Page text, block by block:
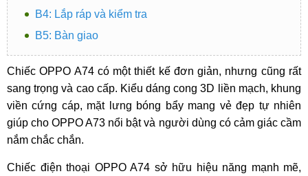
B4: Lắp ráp và kiểm tra
B5: Bàn giao
Chiếc OPPO A74 có một thiết kế đơn giản, nhưng cũng rất
sang trọng và cao cấp. Kiểu dáng cong 3D liền mạch, khung
viền cứng cáp, mặt lưng bóng bẩy mang vẻ đẹp tự nhiên
giúp cho OPPO A73 nổi bật và người dùng có cảm giác cầm
nắm chắc chắn.
Chiếc điện thoại OPPO A74 sở hữu hiệu năng mạnh mẽ,